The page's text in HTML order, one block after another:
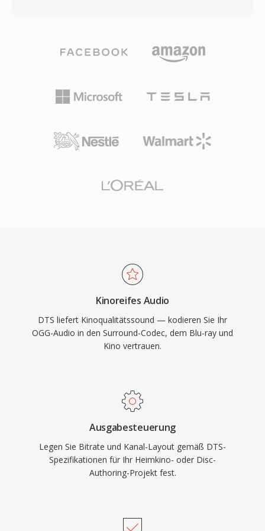
Grund. Das Format bewältigt zudem
Qualitätsverluste bei niedrigen Bitraten
Videospielen beliebt bleibt, wo Speicher knapp
konkurrieren. VLC, Firefox, Chrome und Android
bieten native Vorbis-Dekodierung.
die auf aggressive psychoakustische
ein höheres Datenbudget zu und bewahrt so
feinere räumliche Details und leise
mittels Subband-ADPCM in Kombination mit
erweiterte Variante DTS-HD Master Audio
Spielkonsolen und Automotive-
Infotainmentsystemen sowie eine robuste
Fehlerverdeckung, die kleinere Disc- oder
Streamfehler kaschiert. Für alle, die mit
Surround-Sound-Inhalten für physische Medien
Kinoreifes Audio
DTS liefert Kinoqualitätssound — kodieren Sie Ihr
OGG-Audio in den Surround-Codec, dem Blu-ray und
Kino vertrauen.
Ausgabesteuerung
Legen Sie Bitrate und Kanal-Layout gemäß DTS-
Spezifikationen für Ihr Heimkino- oder Disc-
Authoring-Projekt fest.